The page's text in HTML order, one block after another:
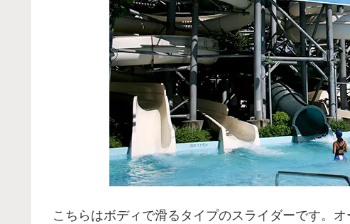
こちらはボディで滑るタイプのスライダーです。